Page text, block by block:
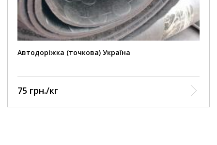
Автодоріжка (точкова) Україна
75 грн./кг